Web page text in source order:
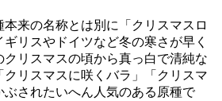
来の名称とは別に「クリスマスロ
リスやドイツなど冬の寒さが早く
リスマスの頃から真っ白で清純な
リスマスに咲くバラ」「クリスマ
ぶされたいへん人気のある原種で